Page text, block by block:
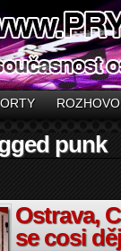
punk
Ostrava,
se cosi